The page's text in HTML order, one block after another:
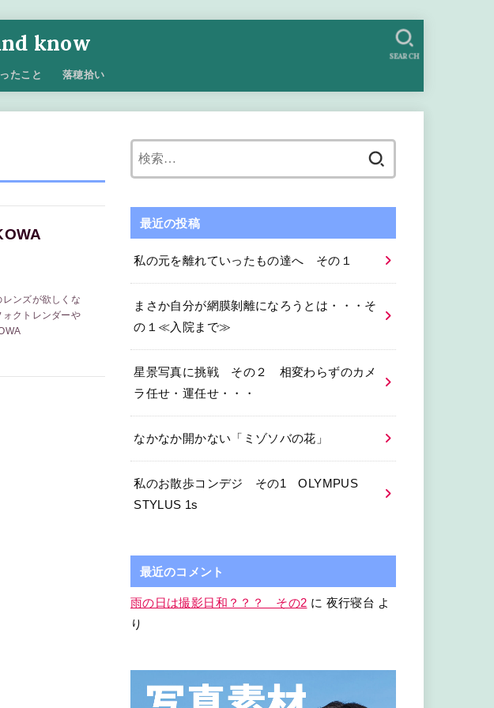
know
たこと 落穂拾い
SEARCH
ンズが欲しくな
ォクトレンダーや
最近の投稿
私の元を離れていったもの達へ その１
まさか自分が網膜剝離になろうとは・・・そ
の１≪入院まで≫
星景写真に挑戦 その２ 相変わらずのカメ
ラ任せ・運任せ・・・
なかなか開かない「ミゾソバの花」
私のお散歩コンデジ その1 OLYMPUS
STYLUS 1s
最近のコメント
雨の日は撮影日和？？？ その2 に 夜行寝台 よ
り